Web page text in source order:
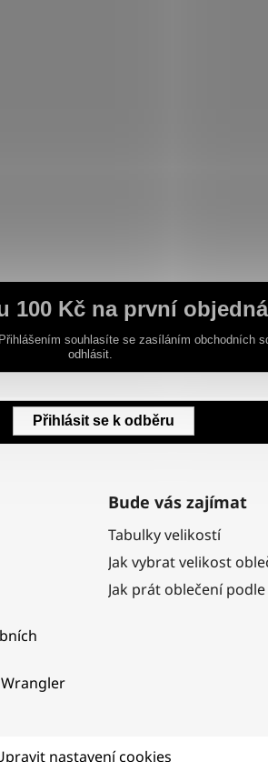
100 Kč na první
souhlasíte se zasíláním obchodních
odhlásit.
Přihlásit se k odběru
Bude vás zajímat
Tabulky velikostí
Jak vybrat velikost
Jak prát oblečení
nastavení cookies